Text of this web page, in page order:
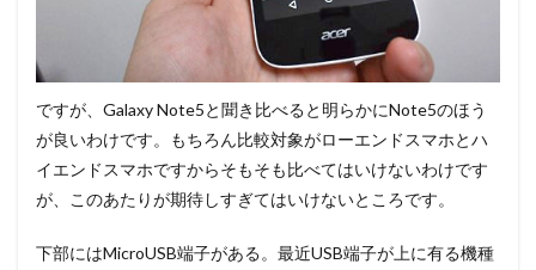
ですが、Galaxy Note5と聞き比べると明らかにNote5のほう
が良いわけです。もちろん比較対象がローエンドスマホとハ
イエンドスマホですからそもそも比べてはいけないわけです
が、このあたりが期待しすぎてはいけないところです。
下部にはMicroUSB端子がある。最近USB端子が上に有る機種